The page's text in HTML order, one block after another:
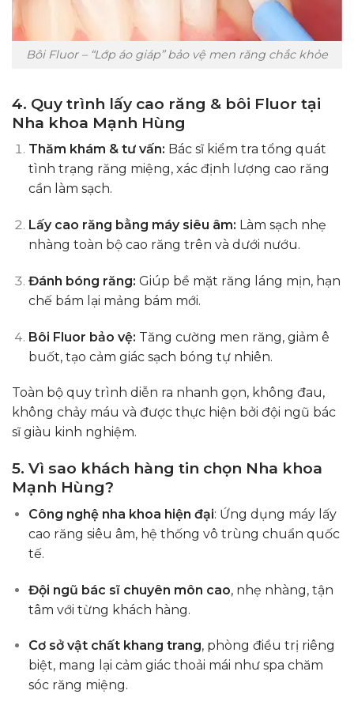
Bôi Fluor – “Lớp áo giáp” bảo vệ men răng chắc khỏe
4. Quy trình lấy cao răng & bôi Fluor tại
Nha khoa Mạnh Hùng
Thăm khám & tư vấn: Bác sĩ kiểm tra tổng quát
tình trạng răng miệng, xác định lượng cao răng
cần làm sạch.
Lấy cao răng bằng máy siêu âm: Làm sạch nhẹ
nhàng toàn bộ cao răng trên và dưới nướu.
Đánh bóng răng: Giúp bề mặt răng láng mịn, hạn
chế bám lại mảng bám mới.
Bôi Fluor bảo vệ: Tăng cường men răng, giảm ê
buốt, tạo cảm giác sạch bóng tự nhiên.
Toàn bộ quy trình diễn ra nhanh gọn, không đau,
không chảy máu và được thực hiện bởi đội ngũ bác
sĩ giàu kinh nghiệm.
5. Vì sao khách hàng tin chọn Nha khoa
Mạnh Hùng?
Công nghệ nha khoa hiện đại: Ứng dụng máy lấy
cao răng siêu âm, hệ thống vô trùng chuẩn quốc
tế.
Đội ngũ bác sĩ chuyên môn cao, nhẹ nhàng, tận
tâm với từng khách hàng.
Cơ sở vật chất khang trang, phòng điều trị riêng
biệt, mang lại cảm giác thoải mái như spa chăm
sóc răng miệng.